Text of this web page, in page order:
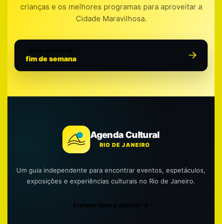
crianças e os melhores programas para aproveitar a
Cidade Maravilhosa.
fim de semana
Agenda Cultural
RIO DE JANEIRO
Um guia independente para encontrar eventos, espetáculos,
exposições e experiências culturais no Rio de Janeiro.
Explorar toda a agenda